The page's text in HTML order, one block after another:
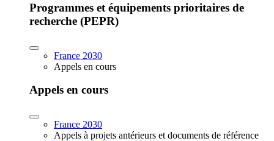
Programmes et équipements prioritaires de
recherche (PEPR)
France 2030
Appels en cours
Appels en cours
France 2030
Appels à projets antérieurs et documents de référence